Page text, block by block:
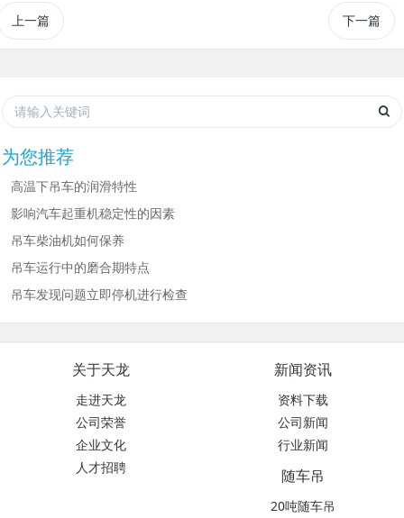
上一篇 下一篇
为您推荐
高温下吊车的润滑特性
影响汽车起重机稳定性的因素
吊车柴油机如何保养
吊车运行中的磨合期特点
吊车发现问题立即停机进行检查
关于天龙
走进天龙
公司荣誉
企业文化
人才招聘
新闻资讯
资料下载
公司新闻
行业新闻
随车吊
20吨随车吊